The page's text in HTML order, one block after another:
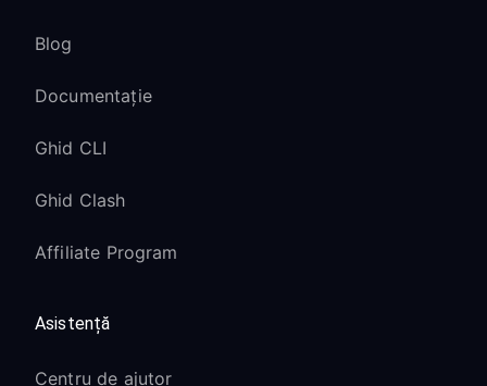
Blog
Documentație
Ghid CLI
Ghid Clash
Affiliate Program
Asistență
Centru de ajutor